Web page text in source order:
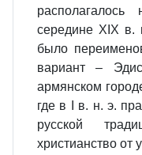
середине ХIХ в.
было
вариант –
армянском
где в I в. н. э.
русской
христианство от